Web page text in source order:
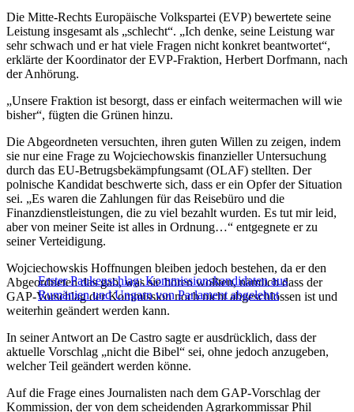
Die Mitte-Rechts Europäische Volkspartei (EVP) bewertete seine
Leistung insgesamt als „schlecht“. „Ich denke, seine Leistung war
sehr schwach und er hat viele Fragen nicht konkret beantwortet“,
erklärte der Koordinator der EVP-Fraktion, Herbert Dorfmann, nach
der Anhörung.
„Unsere Fraktion ist besorgt, dass er einfach weitermachen will wie
bisher“, fügten die Grünen hinzu.
Die Abgeordneten versuchten, ihren guten Willen zu zeigen, indem
sie nur eine Frage zu Wojciechowskis finanzieller Untersuchung
durch das EU-Betrugsbekämpfungsamt (OLAF) stellten. Der
polnische Kandidat beschwerte sich, dass er ein Opfer der Situation
sei. „Es waren die Zahlungen für das Reisebüro und die
Finanzdienstleistungen, die zu viel bezahlt wurden. Es tut mir leid,
aber von meiner Seite ist alles in Ordnung…“ entgegnete er zu
seiner Verteidigung.
Erster Paukenschlag: Kommissionskandidaten aus
Rumänien und Ungarn von Parlament abgelehnt
Wojciechowskis Hoffnungen bleiben jedoch bestehen, da er den
Abgeordneten das gab, was sie hören wollten, nämlich dass der
GAP-Vorschlag der Kommission noch nicht abgeschlossen ist und
weiterhin geändert werden kann.
In seiner Antwort an De Castro sagte er ausdrücklich, dass der
aktuelle Vorschlag „nicht die Bibel“ sei, ohne jedoch anzugeben,
welcher Teil geändert werden könne.
Auf die Frage eines Journalisten nach dem GAP-Vorschlag der
Kommission, der von dem scheidenden Agrarkommissar Phil